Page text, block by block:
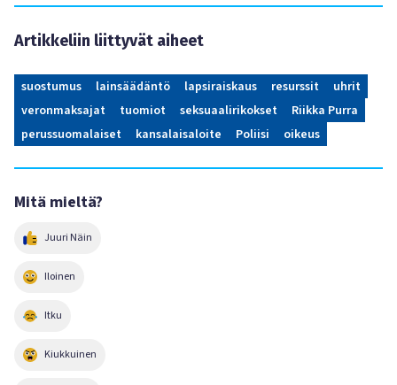
Artikkeliin liittyvät aiheet
suostumus lainsäädäntö lapsiraiskaus resurssit
uhrit
veronmaksajat
tuomiot seksuaalirikokset
Riikka Purra
perussuomalaiset
kansalaisaloite Poliisi oikeus
Mitä mieltä?
Juuri Näin
Iloinen
Itku
Kiukkuinen